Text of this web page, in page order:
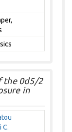
the 0d5/2
in
C.